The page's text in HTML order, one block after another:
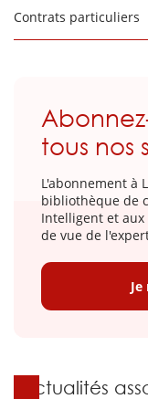
Contrats particuliers
tous nos
L'abonnement à
bibliothèque de
Intelligent et
de vue de
Actualités